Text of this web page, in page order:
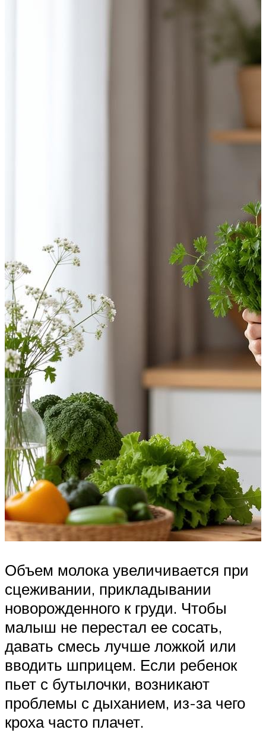
Объем молока увеличивается при
сцеживании, прикладывании
новорожденного к груди. Чтобы
малыш не перестал ее сосать,
давать смесь лучше ложкой или
вводить шприцем. Если ребенок
пьет с бутылочки, возникают
проблемы с дыханием, из-за чего
кроха часто плачет.